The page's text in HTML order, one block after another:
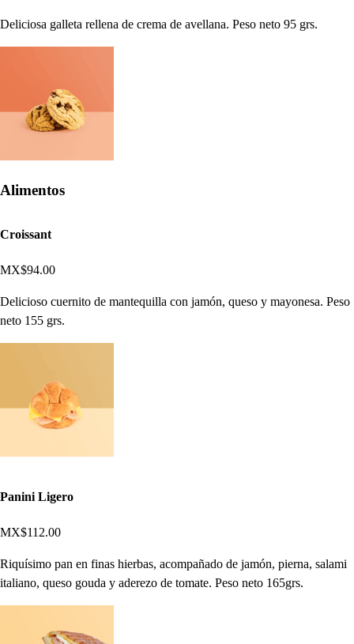
Deliciosa galleta rellena de crema de avellana. Peso neto 95 grs.
Alimentos
Croissant
MX$94.00
Delicioso cuernito de mantequilla con jamón, queso y mayonesa. Peso
neto 155 grs.
Panini Ligero
MX$112.00
Riquísimo pan en finas hierbas, acompañado de jamón, pierna, salami
italiano, queso gouda y aderezo de tomate. Peso neto 165grs.